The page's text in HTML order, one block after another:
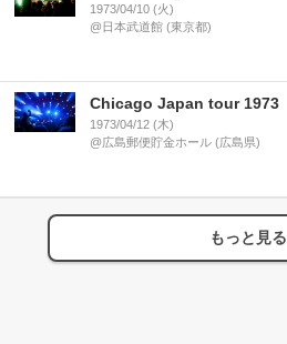
1973/04/10 (火)
@日本武道館 (東京都)
Chicago Japan tour 1973
1973/04/12 (木)
@広島郵便貯金ホール (広島県)
もっと見る